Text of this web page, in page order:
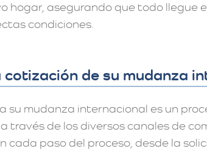
hogar, asegurando que todo llegue
condiciones.
de su mudanza
mudanza internacional es un
través de los diversos canales de
cada paso del proceso, desde la